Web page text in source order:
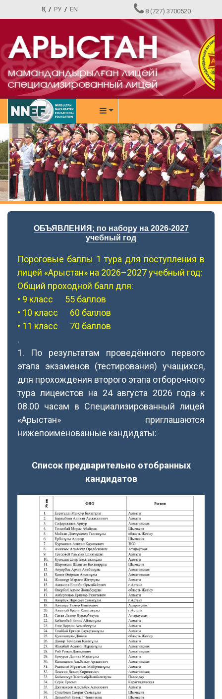
ҚЗ/ РУ / EN 8 (727) 3700520
ОБЪЯВЛЕНИЯ; по набору на 2026-2027
учебный год
Пороговые баллы 1 тура для поступления в
лицей «Арыстан» на 2026–2027 учебный год:
Общий проходной балл для:
• 9 класс 55 баллов
• 10 класс 60 баллов
• 11 класс 70 баллов
.
1. По результатам проведённого первого
этапа экзаменов (тестирования) учащихся,
для прохождения второго этапа отборочного
тура лицеистов на 24 августа 2026 года к
08.00 часам в Специализированный лицей
«Арыстан» приглашаются
нижепоименованные кандидаты:
Список предварительно отобранных
кандидатов